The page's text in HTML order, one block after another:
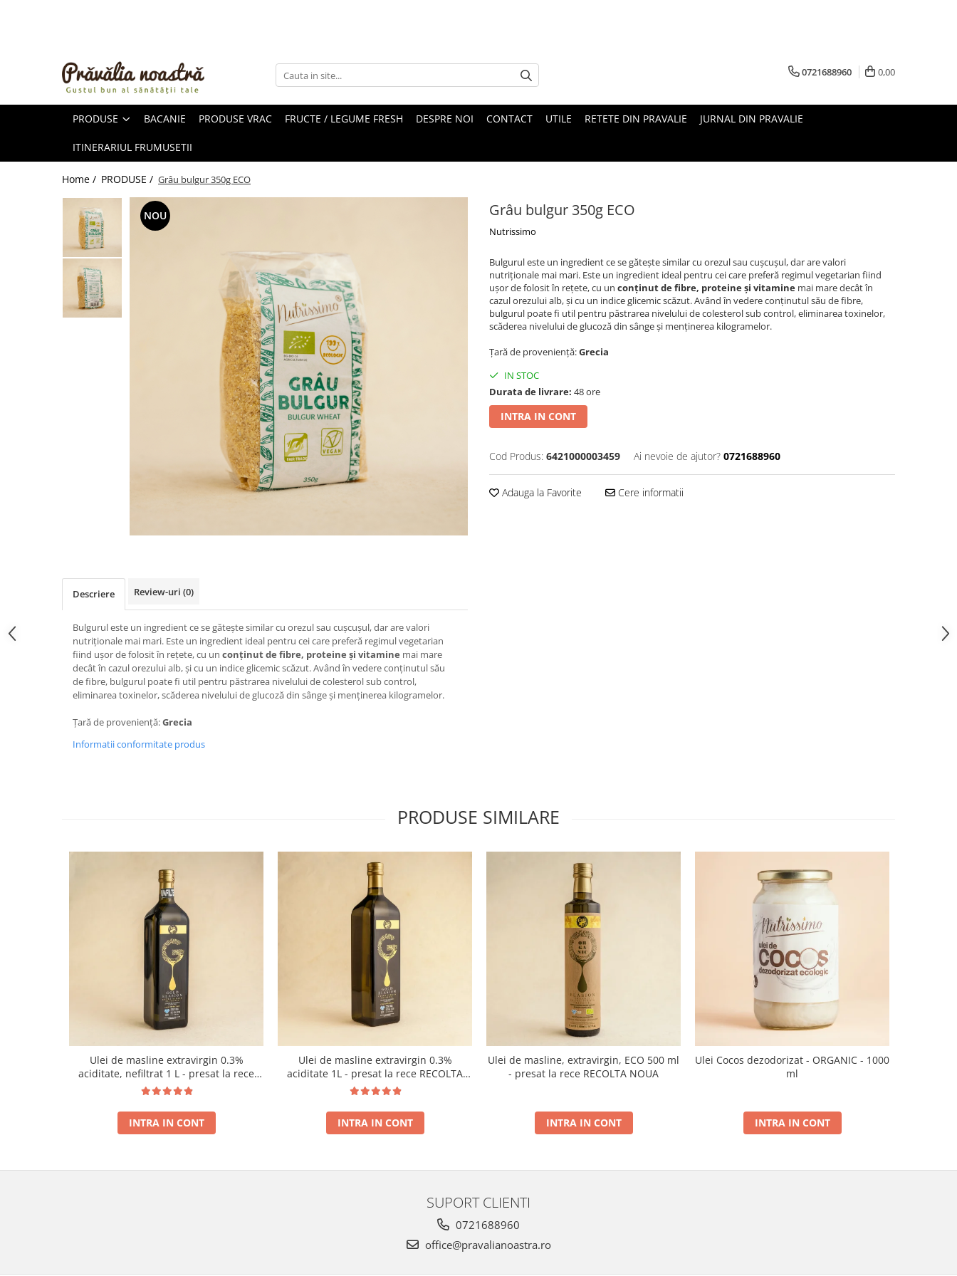
ULEIURI ȘI UNTURI
FRUCTE DESHIDRATATE
ÎNDULCITORI NATURALI / MIERE
FRUCTE LA CONSERVĂ
OȚETURI ȘI SOSURI
FĂINĂ FĂRĂ GLUTEN
BĂUTURI / LAPTE VEGETAL
OREZ ȘI CEREALE
TOATE PRODUSELE
0721688960 0,00
PRODUSE BACANIE PRODUSE VRAC FRUCTE / LEGUME FRESH DESPRE NOI CONTACT UTILE RETETE DIN PRAVALIE JURNAL DIN PRAVALIE
ITINERARIUL FRUMUSETII
Home / PRODUSE / Grâu bulgur 350g ECO
Grâu bulgur 350g ECO
Nutrissimo
NOU
Bulgurul este un ingredient ce se gătește similar cu orezul sau cușcușul, dar are valori
nutriționale mai mari. Este un ingredient ideal pentru cei care preferă regimul vegetarian fiind
ușor de folosit în rețete, cu un conținut de fibre, proteine și vitamine mai mare decât în
cazul orezului alb, și cu un indice glicemic scăzut. Având în vedere conținutul său de fibre,
bulgurul poate fi util pentru păstrarea nivelului de colesterol sub control, eliminarea toxinelor,
scăderea nivelului de glucoză din sânge și menținerea kilogramelor.
Țară de proveniență:Grecia
IN STOC
Durata de livrare: 48 ore
INTRA IN CONT
Cod Produs: 6421000003459 Ai nevoie de ajutor? 0721688960
Adauga la Favorite Cere informatii
Descriere Review-uri (0)
Bulgurul este un ingredient ce se gătește similar cu orezul sau cușcușul, dar are valori
nutriționale mai mari. Este un ingredient ideal pentru cei care preferă regimul vegetarian
fiind ușor de folosit în rețete, cu un conținut de fibre, proteine și vitamine mai mare
decât în cazul orezului alb, și cu un indice glicemic scăzut. Având în vedere conținutul său
de fibre, bulgurul poate fi util pentru păstrarea nivelului de colesterol sub control,
eliminarea toxinelor, scăderea nivelului de glucoză din sânge și menținerea kilogramelor.
Țară de proveniență:Grecia
Informatii conformitate produs
PRODUSE SIMILARE
Ulei de masline extravirgin 0.3%
aciditate, nefiltrat 1 L - presat la rece
RECOLTA NOUA
INTRA IN CONT
Ulei de masline extravirgin 0.3%
aciditate 1L - presat la rece RECOLTA
NOUA
INTRA IN CONT
Ulei de masline, extravirgin, ECO 500 ml
- presat la rece RECOLTA NOUA
INTRA IN CONT
Ulei Cocos dezodorizat - ORGANIC - 1000
ml
INTRA IN CONT
SUPORT CLIENTI
0721688960
office@pravalianoastra.ro